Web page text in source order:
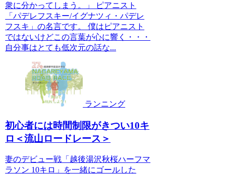
衆に分かってしまう。」 ピアニスト
「パデレフスキー/イグナツィ・パデレ
フスキ」の名言です。 僕はピアニスト
ではないけどこの言葉が心に響く・・・
自分事はとても低次元の話な...
ランニング
初心者には時間制限がきつい10キ
ロ＜流山ロードレース＞
妻のデビュー戦「越後湯沢秋桜ハーフマ
ラソン 10キロ」を一緒にゴールした